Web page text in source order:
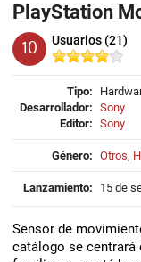
PlayStation
10 Usuarios (21)
Tipo:
Desarrollador: Sony
Editor: Sony
Género: Otros,
Lanzamiento: 15 de
Sensor de
catálogo se centrará